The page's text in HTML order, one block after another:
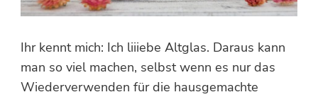
Ihr kennt mich: Ich liiiebe Altglas. Daraus kann
man so viel machen, selbst wenn es nur das
Wiederverwenden für die hausgemachte